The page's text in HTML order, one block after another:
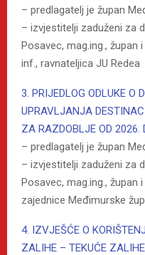
– predlagatelj je župan
– izvjestitelji zaduženi za
Posavec, mag.ing., župan
inf., ravnateljica JU Redea
3. PRIJEDLOG ODLUKE O
UPRAVLJANJA
ZA RAZDOBLJE OD 2026.
– predlagatelj je župan
– izvjestitelji zaduženi za
Posavec, mag.ing., župan
zajednice Međimurske
4. IZVJEŠĆE O
ZALIHE – TEKUĆE